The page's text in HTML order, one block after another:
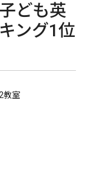
ども英
ング1位
室